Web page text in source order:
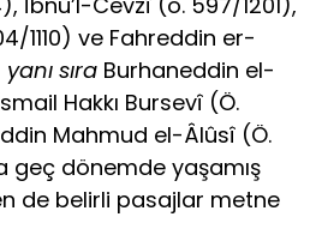
1110) ve Fahreddin er-
yanı sıra Burhaneddin el-
Hakkı Bursevî (Ö.
Mahmud el-Âlûsî (Ö.
geç dönemde yaşamış
de belirli pasajlar metne